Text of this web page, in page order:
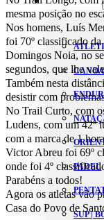
PADEL
SUP |
mesma posição no
Nos homens, Luís
foi 70º classificado
Domingos Noia, no
segundos, que lhe
Também nesta
desistir com
No Trail Curto, com
Ludens, com um 42º
com a marca de 1
Victor Abreu foi 69º
onde foi 4º
Parabéns a todos!
Agora os atletas vão
Casa do Povo de